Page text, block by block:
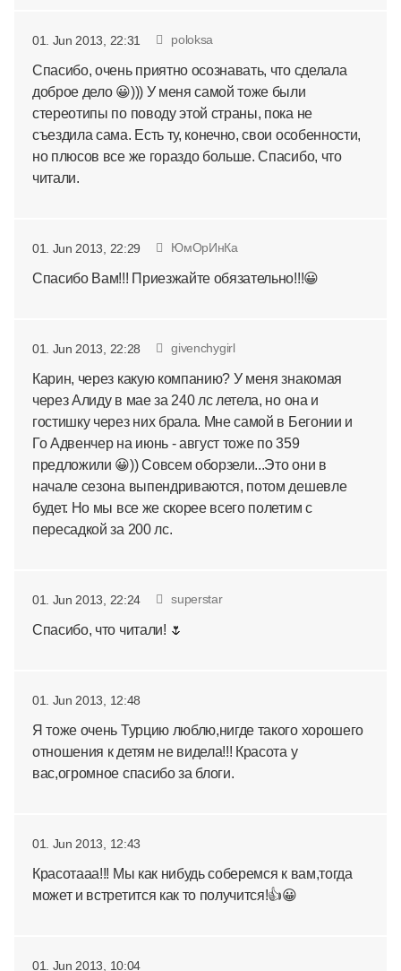
01. Jun 2013, 22:31 poloksa
Спасибо, очень приятно осознавать, что сделала
доброе дело 😀))) У меня самой тоже были
стереотипы по поводу этой страны, пока не
съездила сама. Есть ту, конечно, свои особенности,
но плюсов все же гораздо больше. Спасибо, что
читали.
01. Jun 2013, 22:29 ЮмОрИнКа
Спасибо Вам!!! Приезжайте обязательно!!!😀
01. Jun 2013, 22:28 givenchygirl
Карин, через какую компанию? У меня знакомая
через Алиду в мае за 240 лс летела, но она и
гостишку через них брала. Мне самой в Бегонии и
Го Адвенчер на июнь - август тоже по 359
предложили 😀)) Совсем оборзели...Это они в
начале сезона выпендриваются, потом дешевле
будет. Но мы все же скорее всего полетим с
пересадкой за 200 лс.
01. Jun 2013, 22:24 superstar
Спасибо, что читали! 🌷
01. Jun 2013, 12:48
Я тоже очень Турцию люблю,нигде такого хорошего
отношения к детям не видела!!! Красота у
вас,огромное спасибо за блоги.
01. Jun 2013, 12:43
Красотааа!!! Мы как нибудь соберемся к вам,тогда
может и встретится как то получится!👍😀
01. Jun 2013, 10:04